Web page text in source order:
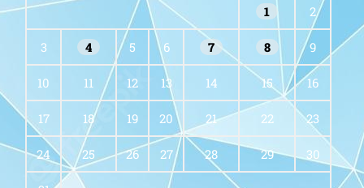
1 2
3 4 5 6 7 8 9
10 11 12 13 14 15 16
17 18 19 20 21 22 23
24 25 26 27 28 29 30